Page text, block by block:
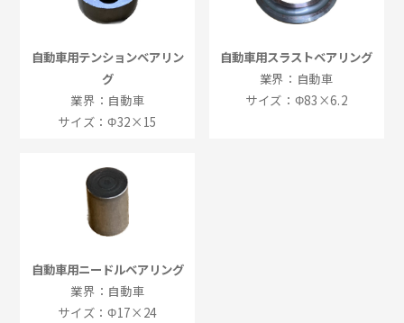
自動車用テンションベアリン
グ
業界：自動車
サイズ：Φ32×15
自動車用スラストベアリング
業界：自動車
サイズ：Φ83×6.2
自動車用ニードルベアリング
業界：自動車
サイズ：Φ17×24